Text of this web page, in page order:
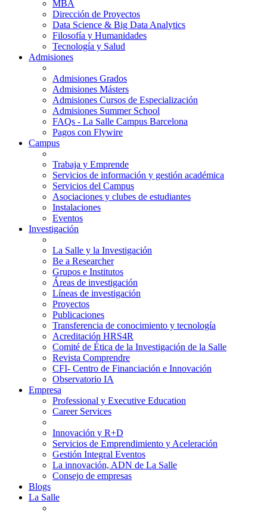
MBA
Dirección de Proyectos
Data Science & Big Data Analytics
Filosofía y Humanidades
Tecnología y Salud
Admisiones
Admisiones Grados
Admisiones Másters
Admisiones Cursos de Especialización
Admisiones Summer School
FAQs - La Salle Campus Barcelona
Pagos con Flywire
Campus
Trabaja y Emprende
Servicios de información y gestión académica
Servicios del Campus
Asociaciones y clubes de estudiantes
Instalaciones
Eventos
Investigación
La Salle y la Investigación
Be a Researcher
Grupos e Institutos
Áreas de investigación
Líneas de investigación
Proyectos
Publicaciones
Transferencia de conocimiento y tecnología
Acreditación HRS4R
Comité de Ética de la Investigación de la Salle
Revista Comprendre
CFI- Centro de Financiación e Innovación
Observatorio IA
Empresa
Professional y Executive Education
Career Services
Innovación y R+D
Servicios de Emprendimiento y Aceleración
Gestión Integral Eventos
La innovación, ADN de La Salle
Consejo de empresas
Blogs
La Salle